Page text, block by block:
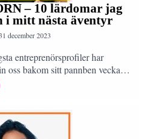
– 10 lärdomar jag
i mitt nästa äventyr
december 2023
entreprenörsprofiler har
oss bakom sitt pannben vecka
kloka tips och insikter. Men
efter de här 166
år i poddstudion? Jag delar med
lärdomar och anledningen till
podden.